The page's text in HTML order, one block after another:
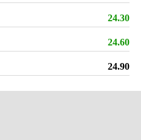
24.30
24.60
24.90